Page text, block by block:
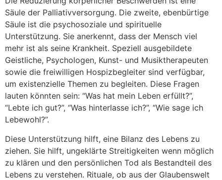
Säule der Palliativversorgung. Die zweite, ebenbürtige
Säule ist die psychosoziale und spirituelle
Unterstützung. Sie anerkennt, dass der Mensch viel
mehr ist als seine Krankheit. Speziell ausgebildete
Geistliche, Psychologen, Kunst- und Musiktherapeuten
sowie die freiwilligen Hospizbegleiter sind verfügbar,
um existenzielle Themen zu begleiten. Diese Fragen
lauten könnten sein: “Was hat mein Leben erfüllt?”,
“Lebte ich gut?”, “Was hinterlasse ich?”, “Wie sage ich
Lebewohl?”.
Diese Unterstützung hilft, eine Bilanz des Lebens zu
ziehen. Sie hilft, ungeklärte Streitigkeiten wenn möglich
zu klären und den persönlichen Tod als Bestandteil des
Lebens zu verstehen. Rituale, ob aus der Glaubenswelt